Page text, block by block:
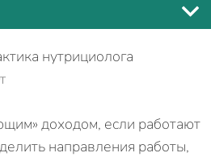
доходом, если работают
направления работы,